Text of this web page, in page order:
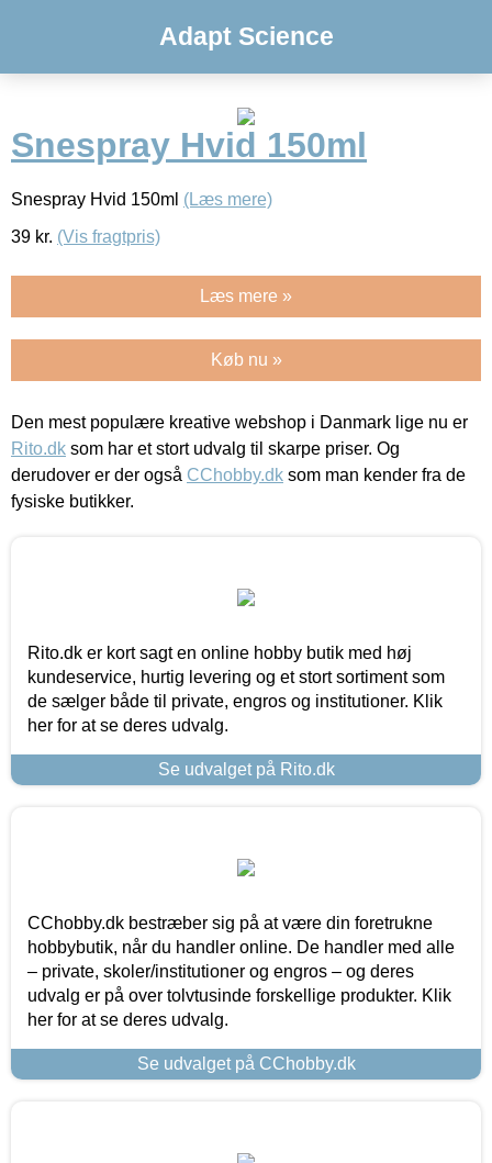
Adapt Science
Snespray Hvid 150ml
Snespray Hvid 150ml (Læs mere)
39 kr. (Vis fragtpris)
Læs mere »
Køb nu »
Den mest populære kreative webshop i Danmark lige nu er
Rito.dk som har et stort udvalg til skarpe priser. Og
derudover er der også CChobby.dk som man kender fra de
fysiske butikker.
Rito.dk er kort sagt en online hobby butik med høj
kundeservice, hurtig levering og et stort sortiment som
de sælger både til private, engros og institutioner. Klik
her for at se deres udvalg.
Se udvalget på Rito.dk
CChobby.dk bestræber sig på at være din foretrukne
hobbybutik, når du handler online. De handler med alle
– private, skoler/institutioner og engros – og deres
udvalg er på over tolvtusinde forskellige produkter. Klik
her for at se deres udvalg.
Se udvalget på CChobby.dk